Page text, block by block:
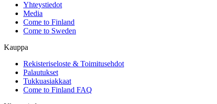
Yhteystiedot
Media
Come to Finland
Come to Sweden
Kauppa
Rekisteriseloste & Toimitusehdot
Palautukset
Tukkuasiakkaat
Come to Finland FAQ